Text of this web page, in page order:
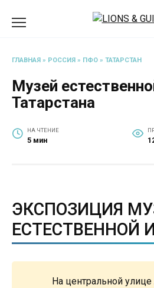
ГЛАВНАЯ » РОССИЯ » ПФО » ТАТАРСТАН
Музей
Татарстана
НА ЧТЕНИЕ
5 мин
ЭКСПОЗИЦИЯ
ЕСТЕСТВЕННОЙ
На центральной улице